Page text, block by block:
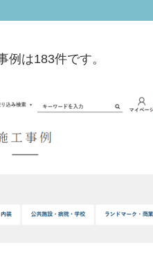
は183件です。